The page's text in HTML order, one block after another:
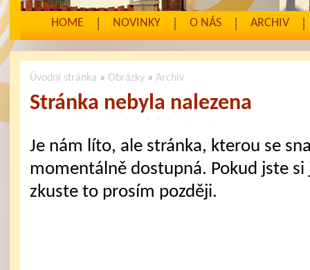
HOME NOVINKY O NÁS ARCHIV
Úvodní stránka » Obrázky »Archiv
Stránka nebyla nalezena
Je nám líto, ale stránka, kterou se
momentálně dostupná. Pokud jste
zkuste to prosím později.